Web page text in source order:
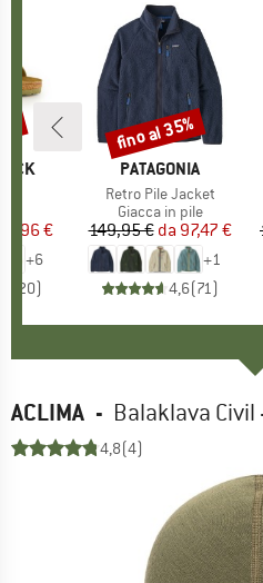
ridotto
€
+6
20)
MARCHIO
PATAGONIA
Articolo
Retro Pile Jacket
Gruppo di prodotti
Giacca in pile
Prezzo
149,95 € Prezzo
da 97,47 €
+1
4,6(71)
Sconto
fino al 35%
ACLIMA - Balaklava
4,8(4)